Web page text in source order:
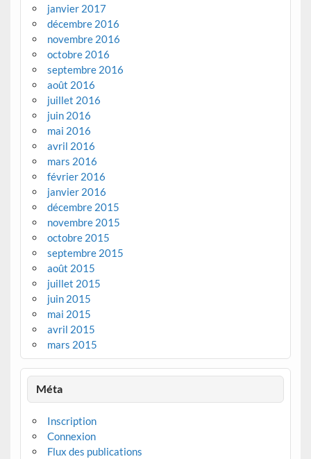
janvier 2017
décembre 2016
novembre 2016
octobre 2016
septembre 2016
août 2016
juillet 2016
juin 2016
mai 2016
avril 2016
mars 2016
février 2016
janvier 2016
décembre 2015
novembre 2015
octobre 2015
septembre 2015
août 2015
juillet 2015
juin 2015
mai 2015
avril 2015
mars 2015
Méta
Inscription
Connexion
Flux des publications